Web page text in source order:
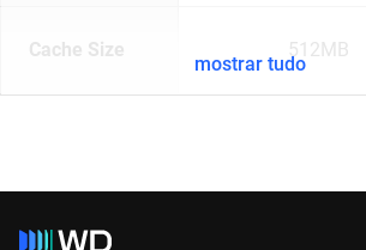
Cache Size 512MB
mostrar tudo